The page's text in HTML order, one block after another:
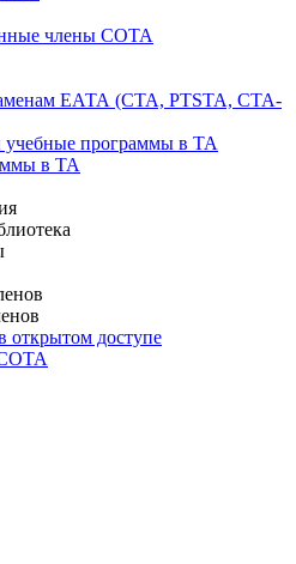
члены СОТА
ЕАТА (СТА, PTSTA, СТА-
учебные программы в ТА
в ТА
открытом доступе
СОТА